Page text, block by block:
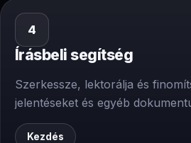
4
Írásbeli segítség
Szerkessze, lektorálja és
jelentéseket és egyéb
Kezdés